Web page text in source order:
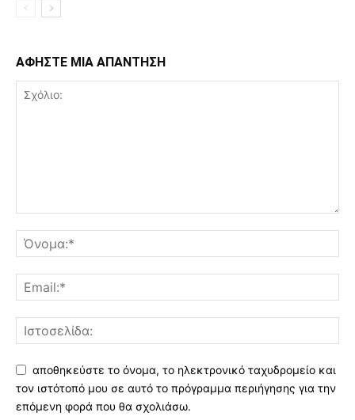
ΑΦΗΣΤΕ ΜΙΑ ΑΠΑΝΤΗΣΗ
αποθηκεύστε το όνομα, το ηλεκτρονικό ταχυδρομείο και
τον ιστότοπό μου σε αυτό το πρόγραμμα περιήγησης για την
επόμενη φορά που θα σχολιάσω.